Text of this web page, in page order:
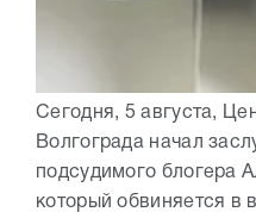
Сегодня, 5 августа,
Волгограда начал
подсудимого блогера
который обвиняется в